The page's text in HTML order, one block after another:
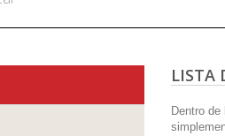
LISTA
Dentro